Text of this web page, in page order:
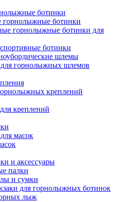
ботинки
горнолыжные ботинки
горнолыжные ботинки для
ботинки
шлемы
для горнолыжных шлемов
креплений
креплений
масок
и аксессуары
палки
и сумки
для горнолыжных ботинок
лыж